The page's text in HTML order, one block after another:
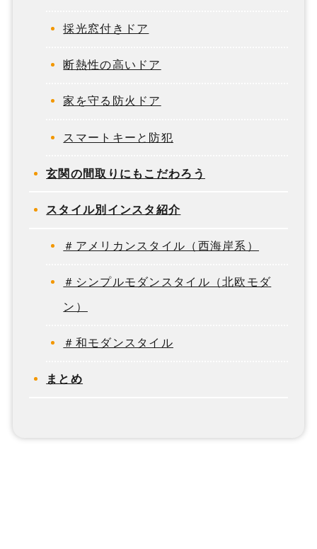
採光窓付きドア
断熱性の高いドア
家を守る防火ドア
スマートキーと防犯
玄関の間取りにもこだわろう
スタイル別インスタ紹介
＃アメリカンスタイル（西海岸系）
＃シンプルモダンスタイル（北欧モダ
ン）
＃和モダンスタイル
まとめ